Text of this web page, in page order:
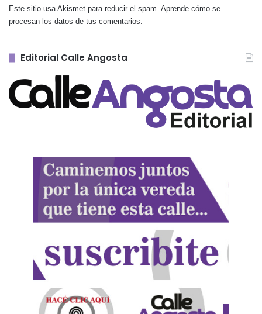
Este sitio usa Akismet para reducir el spam. Aprende cómo se
procesan los datos de tus comentarios.
Editorial Calle Angosta